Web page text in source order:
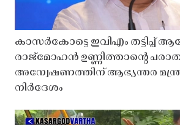
കാസർകോട്ടെ ഇവിഎം തട്ടിപ്പ്
രാജ്‌മോഹൻ ഉണ്ണിത്താന്റെ
അന്വേഷണത്തിന് ആഭ്യന്തര
നിർദേശം